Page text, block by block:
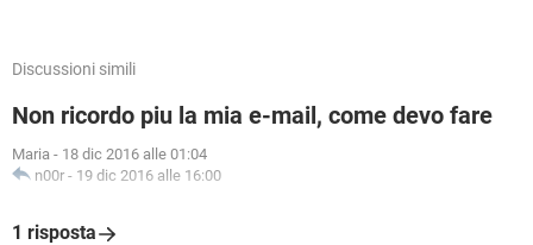
Discussioni simili
Non ricordo piu la mia e-mail, come devo fare
Maria - 18 dic 2016 alle 01:04
n00r - 19 dic 2016 alle 16:00
1 risposta